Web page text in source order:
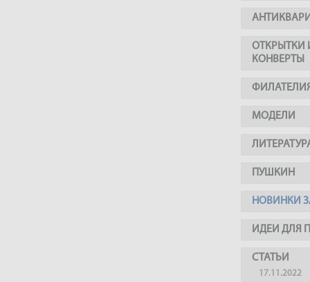
ОТКРЫТКИ
КОНВЕРТЫ
МОДЕЛИ
ПУШКИН
НОВИНКИ
ИДЕИ ДЛЯ
СТАТЬИ
17.11.2022